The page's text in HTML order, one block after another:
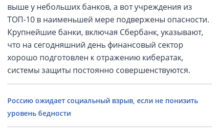
выше у небольших банков, а вот учреждения из
ТОП-10 в наименьшей мере подвержены опасности.
Крупнейшие банки, включая Сбербанк, указывают,
что на сегодняшний день финансовый сектор
хорошо подготовлен к отражению кибератак,
системы защиты постоянно совершенствуются.
Россию ожидает социальный взрыв, если не понизить
уровень бедности